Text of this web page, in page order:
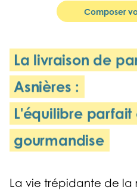
Composer
La livraison de
Asnières :
L'équilibre parfait
gourmandise
La vie trépidante de la